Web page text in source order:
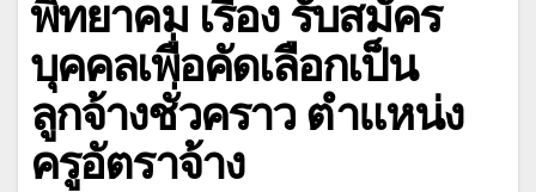
พิทยาคม เรื่อง รับสมัคร
บุคคลเพื่อคัดเลือกเป็น
ลูกจ้างชั่วคราว ตำแหน่ง
ครูอัตราจ้าง